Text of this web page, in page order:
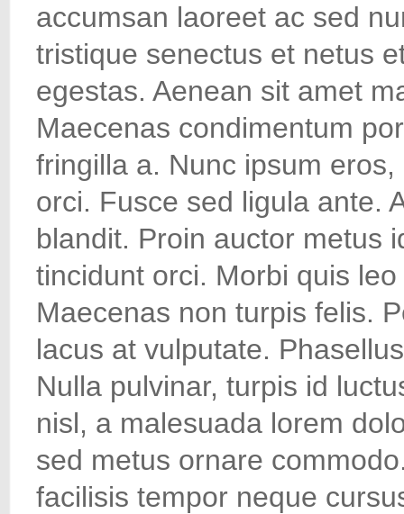
accumsan laoreet ac sed
tristique senectus et netus
egestas. Aenean sit amet
Maecenas condimentum
fringilla a. Nunc ipsum
orci. Fusce sed ligula ante.
blandit. Proin auctor metus
tincidunt orci. Morbi quis
Maecenas non turpis felis.
lacus at vulputate.
Nulla pulvinar, turpis id
nisl, a malesuada lorem
sed metus ornare
facilisis tempor neque